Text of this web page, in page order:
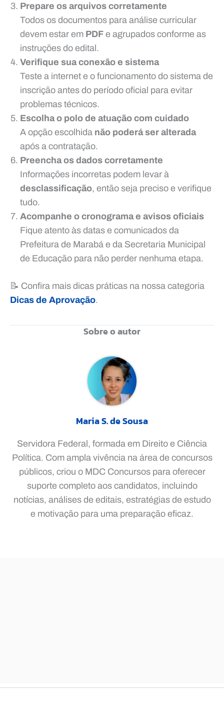
Prepare os arquivos corretamente
Todos os documentos para análise curricular
devem estar em PDF e agrupados conforme as
instruções do edital.
Verifique sua conexão e sistema
Teste a internet e o funcionamento do sistema de
inscrição antes do período oficial para evitar
problemas técnicos.
Escolha o polo de atuação com cuidado
A opção escolhida não poderá ser alterada
após a contratação.
Preencha os dados corretamente
Informações incorretas podem levar à
desclassificação, então seja preciso e verifique
tudo.
Acompanhe o cronograma e avisos oficiais
Fique atento às datas e comunicados da
Prefeitura de Marabá e da Secretaria Municipal
de Educação para não perder nenhuma etapa.
📝 Confira mais dicas práticas na nossa categoria
Dicas de Aprovação.
Sobre o autor
Maria S. de Sousa
Servidora Federal, formada em Direito e Ciência
Política. Com ampla vivência na área de concursos
públicos, criou o MDC Concursos para oferecer
suporte completo aos candidatos, incluindo
notícias, análises de editais, estratégias de estudo
e motivação para uma preparação eficaz.